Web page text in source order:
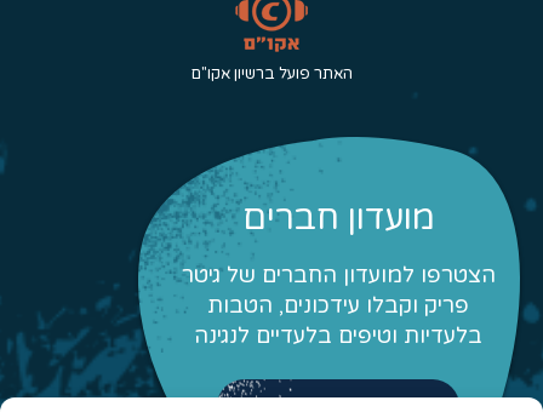
האתר פועל ברשיון אקו"ם
מועדון חברים
הצטרפו למועדון החברים של גיטר
פריק וקבלו עידכונים, הטבות
בלעדיות וטיפים בלעדיים לנגינה
לפרטים והצטרפות